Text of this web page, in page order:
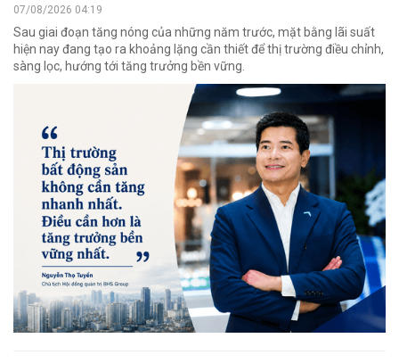
07/08/2026 04:19
Sau giai đoạn tăng nóng của những năm trước, mặt bằng lãi suất
hiện nay đang tạo ra khoảng lặng cần thiết để thị trường điều chỉnh,
sàng lọc, hướng tới tăng trưởng bền vững.